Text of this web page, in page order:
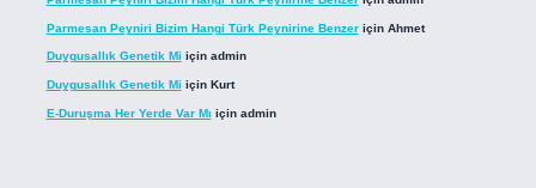
Parmesan Peyniri Bizim Hangi Türk Peynirine Benzeriçin Ahmet
Duygusallık Genetik Mi için admin
Duygusallık Genetik Mi için Kurt
E-Duruşma Her Yerde Var Mı için admin